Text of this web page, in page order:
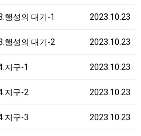
2023.10.23
행성의 대기-1
2023.10.23
행성의 대기-2
2023.10.23
지구-1
2023.10.23
지구-2
2023.10.23
지구-3